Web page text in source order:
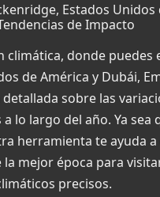
Estados Unidos
de Impacto
donde puedes
de América y Dubái,
sobre las
lo largo del año. Ya sea
herramienta te ayuda
mejor época para
precisos.